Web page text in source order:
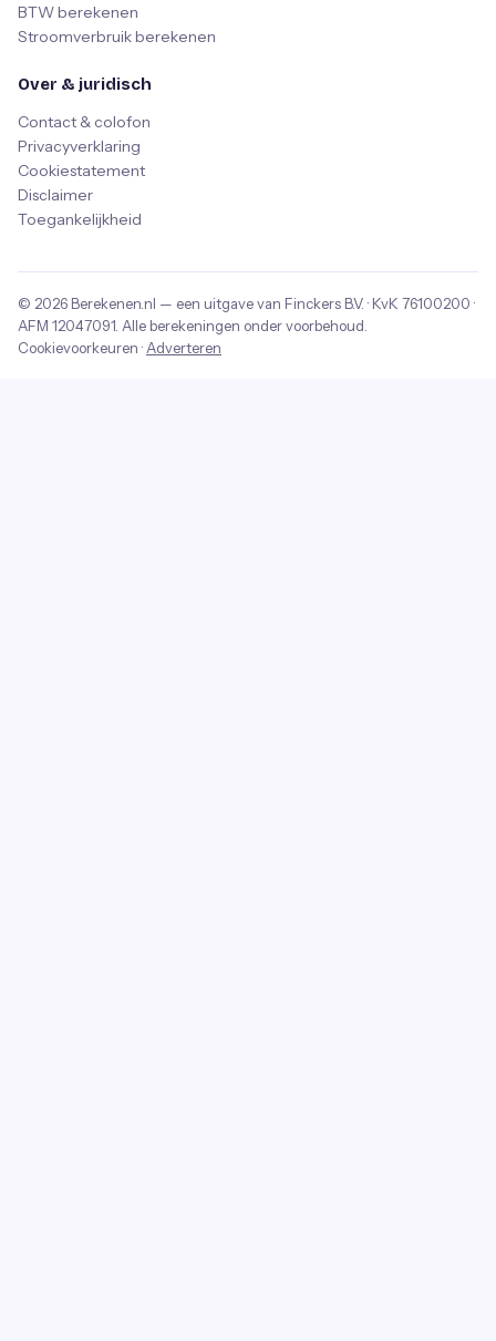
BTW berekenen
Stroomverbruik berekenen
Over & juridisch
Contact & colofon
Privacyverklaring
Cookiestatement
Disclaimer
Toegankelijkheid
© 2026 Berekenen.nl — een uitgave van Finckers B.V. · KvK 76100200 ·
AFM 12047091 . Alle berekeningen onder voorbehoud.
Cookievoorkeuren · Adverteren